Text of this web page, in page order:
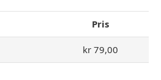
Pris
kr 79,00